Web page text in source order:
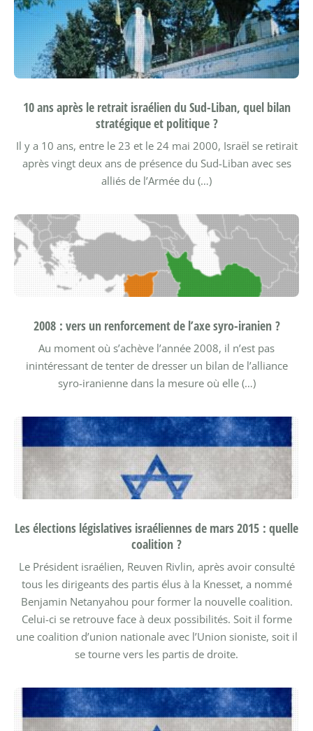
10 ans après le retrait israélien du Sud-Liban, quel bilan
stratégique et politique ?
Il y a 10 ans, entre le 23 et le 24 mai 2000, Israël se retirait
après vingt deux ans de présence du Sud-Liban avec ses
alliés de l’Armée du (…)
2008 : vers un renforcement de l’axe syro-iranien ?
Au moment où s’achève l’année 2008, il n’est pas
inintéressant de tenter de dresser un bilan de l’alliance
syro-iranienne dans la mesure où elle (…)
Les élections législatives israéliennes de mars 2015 : quelle
coalition ?
Le Président israélien, Reuven Rivlin, après avoir consulté
tous les dirigeants des partis élus à la Knesset, a nommé
Benjamin Netanyahou pour former la nouvelle coalition.
Celui-ci se retrouve face à deux possibilités. Soit il forme
une coalition d’union nationale avec l’Union sioniste, soit il
se tourne vers les partis de droite.